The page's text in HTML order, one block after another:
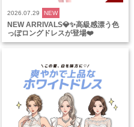
2026.07.29 NEW
NEW ARRIVALS💎✨高級感漂う色
っぽロングドレスが登場❤️